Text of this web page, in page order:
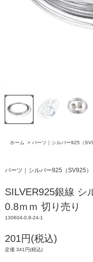
ホーム > パーツ｜シルバー925（
パーツ｜シルバー925（SV925）
SILVER925銀線 シ
0.8ｍｍ 切り売り
130604-0.8-24-1
201円(税込)
定価 341円(税込)